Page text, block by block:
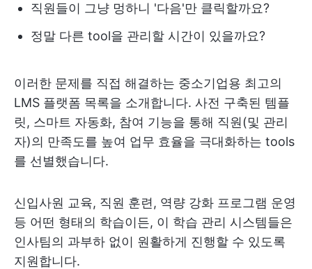
직원들이 그냥 멍하니 '다음'만 클릭할까요?
정말 다른 tool을 관리할 시간이 있을까요?
이러한 문제를 직접 해결하는 중소기업용 최고의
LMS 플랫폼 목록을 소개합니다. 사전 구축된 템플
릿, 스마트 자동화, 참여 기능을 통해 직원(및 관리
자)의 만족도를 높여 업무 효율을 극대화하는 tools
를 선별했습니다.
신입사원 교육, 직원 훈련, 역량 강화 프로그램 운영
등 어떤 형태의 학습이든, 이 학습 관리 시스템들은
인사팀의 과부하 없이 원활하게 진행할 수 있도록
지원합니다.